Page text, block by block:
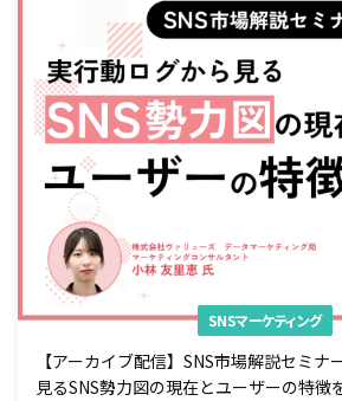
SNSマーケティング
【アーカイブ配信】SNS市場解説セミナ
見るSNS勢力図の現在とユーザーの特徴